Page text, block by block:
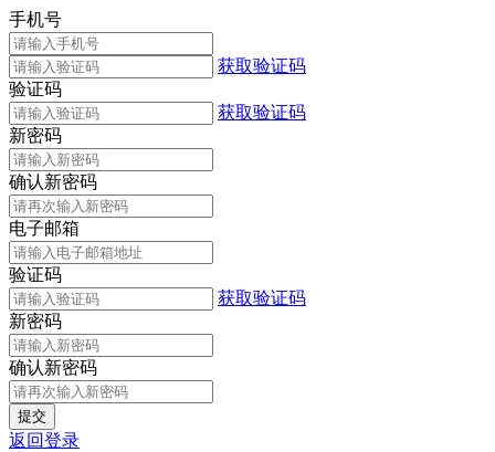
手机号
获取验证码
验证码
获取验证码
新密码
确认新密码
电子邮箱
验证码
获取验证码
新密码
确认新密码
返回登录